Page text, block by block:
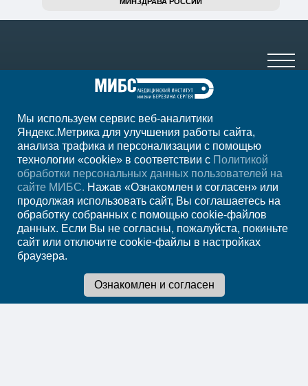
+7 (861) 200-83-22
ежедн. 8.00-00.00
РегионКраснодар
Записаться на
прием
Мы используем сервис веб-аналитики
Яндекс.Метрика для улучшения работы сайта,
анализа трафика и персонализации с помощью
технологии «cookie» в соответствии с Политикой
обработки персональных данных пользователей на
сайте МИБС. Нажав «Ознакомлен и согласен» или
продолжая использовать сайт, Вы соглашаетесь на
обработку собранных с помощью cookie-файлов
данных. Если Вы не согласны, пожалуйста, покиньте
сайт или отключите cookie-файлы в настройках
браузера.